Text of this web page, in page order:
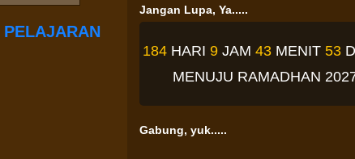
PELAJARAN
Jangan Lupa, Ya.....
184 HARI 9 JAM 43 MENIT52
MENUJU RAMADHAN
Gabung, yuk.....